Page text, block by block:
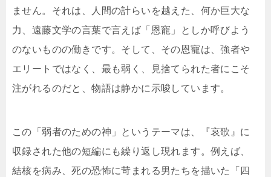
ません。それは、人間の計らいを越えた、何か巨大な
力、遠藤文学の言葉で言えば「恩寵」としか呼びよう
のないものの働きです。そして、その恩寵は、強者や
エリートではなく、最も弱く、見捨てられた者にこそ
注がれるのだと、物語は静かに示唆しています。
この「弱者のための神」というテーマは、『哀歌』に
収録された他の短編にも繰り返し現れます。例えば、
結核を病み、死の恐怖に苛まれる男たちを描いた「四